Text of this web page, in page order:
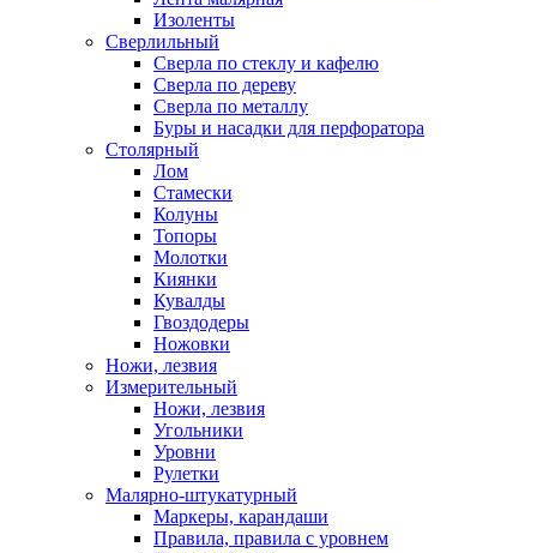
Изоленты
Сверлильный
Сверла по стеклу и кафелю
Сверла по дереву
Сверла по металлу
Буры и насадки для перфоратора
Столярный
Лом
Стамески
Колуны
Топоры
Молотки
Киянки
Кувалды
Гвоздодеры
Ножовки
Ножи, лезвия
Измерительный
Ножи, лезвия
Угольники
Уровни
Рулетки
Малярно-штукатурный
Маркеры, карандаши
Правила, правила с уровнем